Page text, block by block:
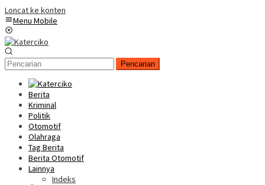
Loncat ke konten
Menu Mobile
Pencarian
Berita
Kriminal
Politik
Otomotif
Olahraga
Tag Berita
Berita Otomotif
Lainnya
Indeks